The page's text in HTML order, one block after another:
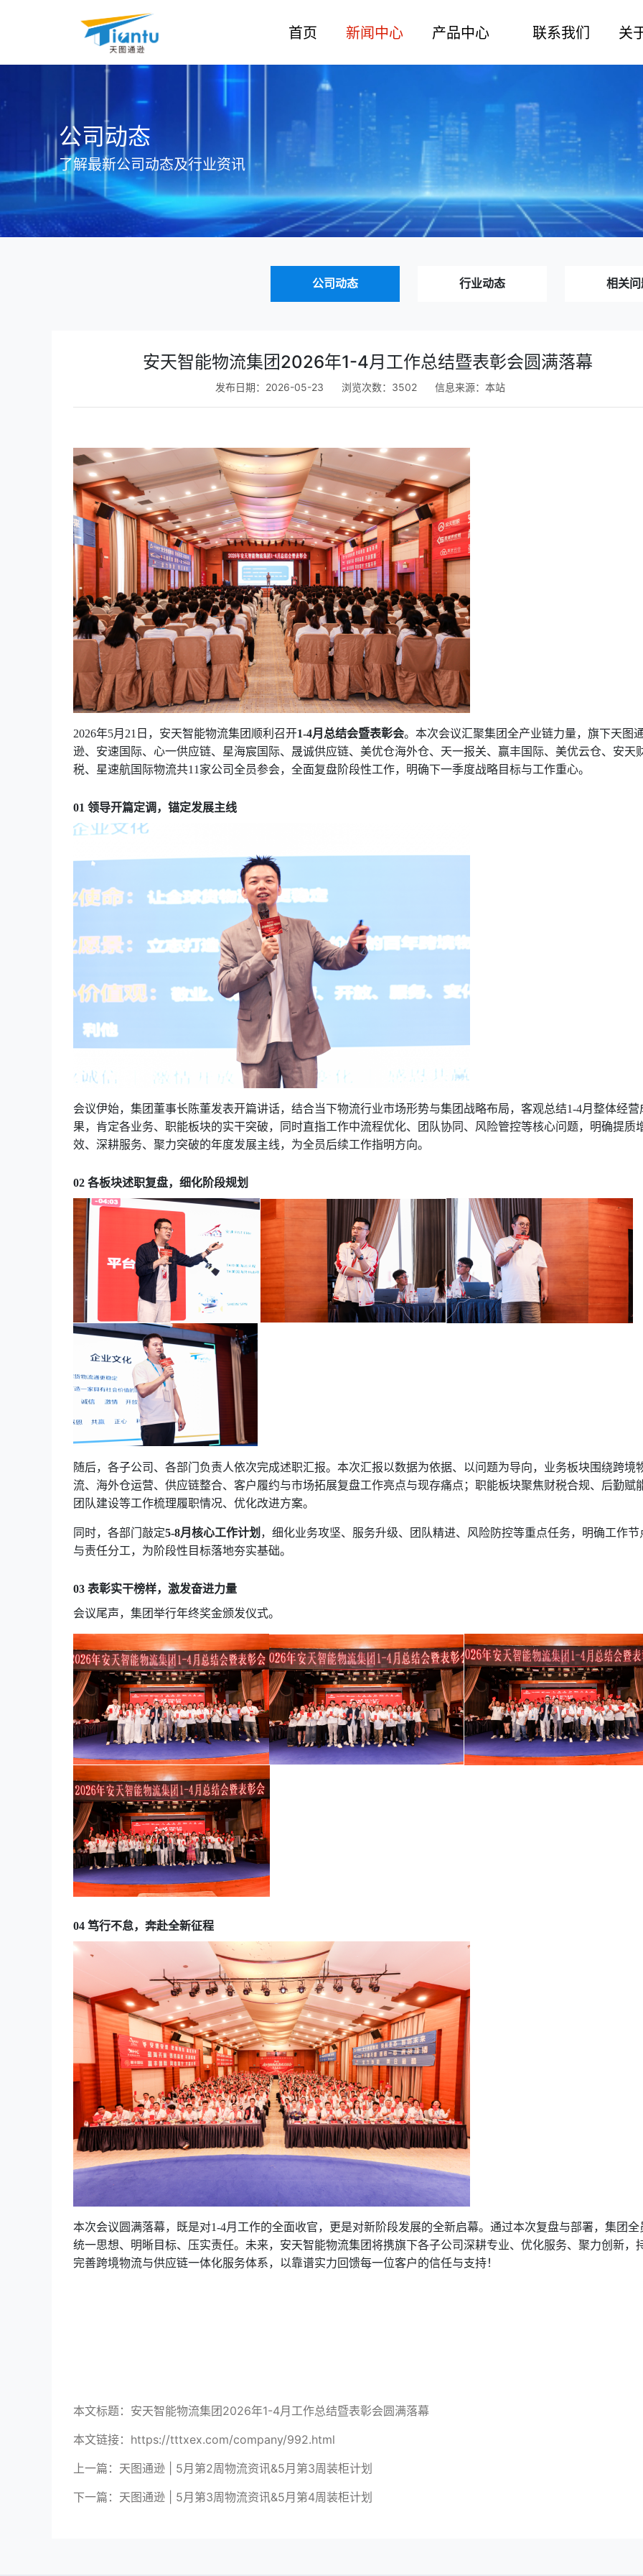
首页 新闻中心 产品中心 联系我们 关
公司动态
了解最新公司动态及行业资讯
公司动态 行业动态 相关问
安天智能物流集团2026年1-4月工作总结暨表彰会圆满落幕
发布日期：2026-05-23 浏览次数：3502 信息来源： 本站
2026年5月21日，安天智能物流集团顺利召开1-4月总结会暨表彰会。本次会议汇聚集团全产业链力量，旗下天图
逊、安速国际、心一供应链、星海宸国际、晟诚供应链、美优仓海外仓、天一报关、赢丰国际、美优云仓、安天
税、星速航国际物流共11家公司全员参会，全面复盘阶段性工作，明确下一季度战略目标与工作重心。
01 领导开篇定调，锚定发展主线
会议伊始，集团董事长陈董发表开篇讲话，结合当下物流行业市场形势与集团战略布局，客观总结1-4月整体经营
果，肯定各业务、职能板块的实干突破，同时直指工作中流程优化、团队协同、风险管控等核心问题，明确提质
效、深耕服务、聚力突破的年度发展主线，为全员后续工作指明方向。
02 各板块述职复盘，细化阶段规划
随后，各子公司、各部门负责人依次完成述职汇报。本次汇报以数据为依据、以问题为导向，业务板块围绕跨境
流、海外仓运营、供应链整合、客户履约与市场拓展复盘工作亮点与现存痛点；职能板块聚焦财税合规、后勤赋
团队建设等工作梳理履职情况、优化改进方案。
同时，各部门敲定5-8月核心工作计划 ，细化业务攻坚、服务升级、团队精进、风险防控等重点任务，明确工作节
与责任分工，为阶段性目标落地夯实基础。
03 表彰实干榜样，激发奋进力量
会议尾声，集团举行年终奖金颁发仪式。
04 笃行不怠，奔赴全新征程
本次会议圆满落幕，既是对1-4月工作的全面收官，更是对新阶段发展的全新启幕。通过本次复盘与部署，集团全
统一思想、明晰目标、压实责任。未来，安天智能物流集团将携旗下各子公司深耕专业、优化服务、聚力创新，
完善跨境物流与供应链一体化服务体系，以靠谱实力回馈每一位客户的信任与支持！
本文标题：安天智能物流集团2026年1-4月工作总结暨表彰会圆满落幕
本文链接：https://tttxex.com/company/992.html
上一篇： 天图通逊 | 5月第2周物流资讯&5月第3周装柜计划
下一篇： 天图通逊 | 5月第3周物流资讯&5月第4周装柜计划